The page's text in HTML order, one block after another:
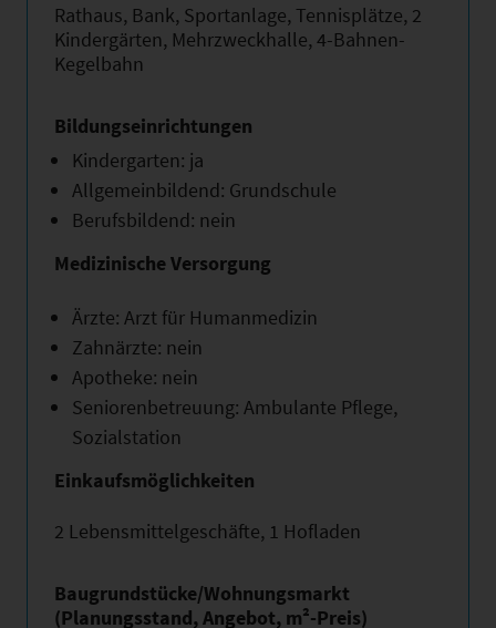
Rathaus, Bank, Sportanlage, Tennisplätze, 2
Kindergärten, Mehrzweckhalle, 4-Bahnen-
Kegelbahn
Bildungseinrichtungen
Kindergarten: ja
Allgemeinbildend: Grundschule
Berufsbildend: nein
Medizinische Versorgung
Ärzte: Arzt für Humanmedizin
Zahnärzte: nein
Apotheke: nein
Seniorenbetreuung: Ambulante Pflege,
Sozialstation
Einkaufsmöglichkeiten
2 Lebensmittelgeschäfte, 1 Hofladen
Baugrundstücke/Wohnungsmarkt
(Planungsstand, Angebot, m²-Preis)